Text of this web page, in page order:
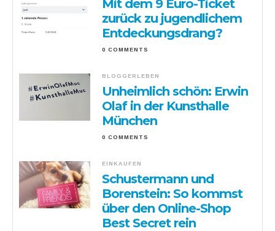
Mit dem 9 Euro-Ticket
zurück zu jugendlichem
Entdeckungsdrang?
0 COMMENTS
BLOGGERLEBEN
Unheimlich schön: Erwin
Olaf in der Kunsthalle
München
0 COMMENTS
EINKAUFEN
Schustermann und
Borenstein: So kommst
über den Online-Shop
Best Secret rein